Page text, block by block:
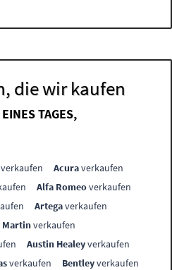
die wir kaufen
TAGES,
verkaufen Acuraverkaufen
Alfa Romeoverkaufen
Artegaverkaufen
Martinverkaufen
Austin Healeyverkaufen
verkaufen Bentleyverkaufen